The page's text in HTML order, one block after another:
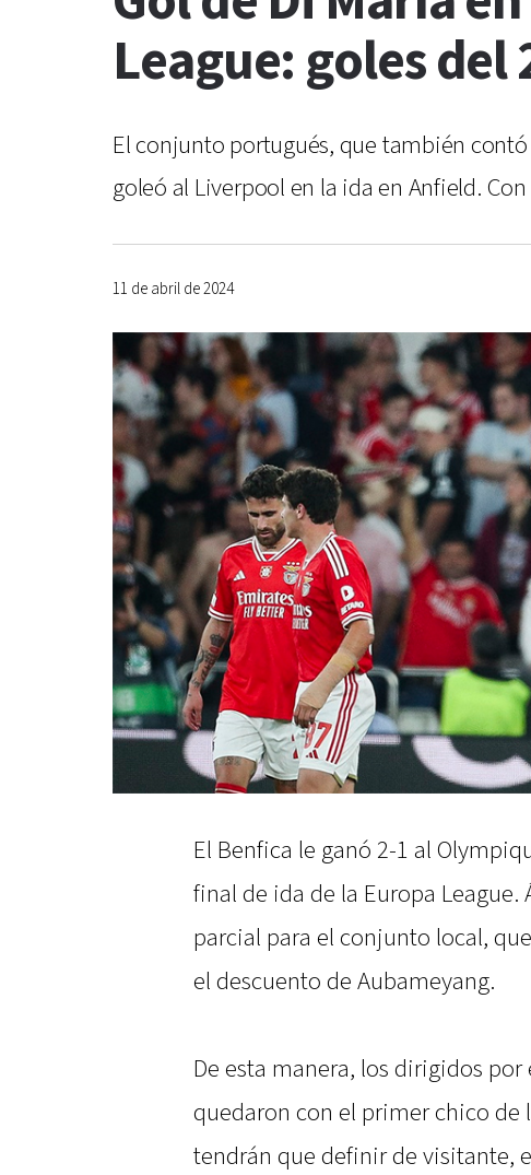
League: goles del
El conjunto portugués, que también
goleó al Liverpool en la ida en Anfield.
11 de abril de 2024
El Benfica le ganó 2-1 al
final de ida de la Europa League.
parcial para el conjunto local,
el descuento de Aubameyang.
De esta manera, los dirigidos
quedaron con el primer chico de
tendrán que definir de visitante,